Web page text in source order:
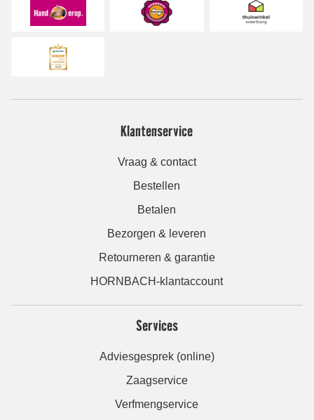
Klantenservice
Vraag & contact
Bestellen
Betalen
Bezorgen & leveren
Retourneren & garantie
HORNBACH-klantaccount
Services
Adviesgesprek (online)
Zaagservice
Verfmengservice